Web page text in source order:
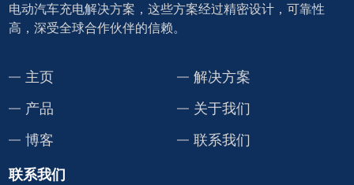
电动汽车充电解决方案，这些方案经过精密设计，可靠性
高，深受全球合作伙伴的信赖。
主页
解决方案
产品
关于我们
博客
联系我们
联系我们